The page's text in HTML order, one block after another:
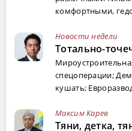
комфортными,
Новости недели
Тотально-
спецоперации;
кушать;
Максим Карев
Тяни, детка,